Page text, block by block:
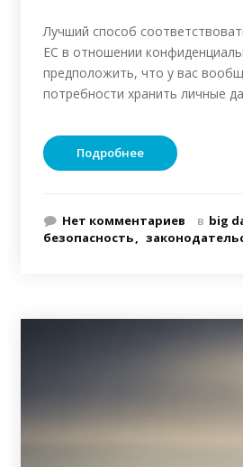
Лучший способ
ЕС в отношении
предположить, что у вас
потребности хранить личные
Подробнее
Нет комментариев в big
безопасность